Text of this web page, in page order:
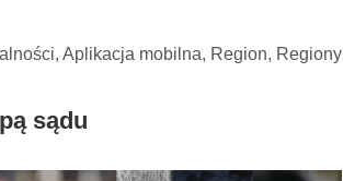
, Aplikacja mobilna, Region, Regiony
sądu